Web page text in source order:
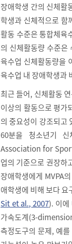
장애학생 간의 신체활
학생과 신체적으로 함
활동 수준은 통합체육
의 신체활동량 수준은
육수업 신체활동량을
육수업 내 장애학생과
최근 들어, 신체활동
이상의 활동으로 평
의 중요성이 강조되고
60분을 청소년기 신
Association for
업의 기준으로 권장하
장애학생에게 MVPA
애학생에 비해 보다
Sit et al., 2007). 이에
가속도계(3-
측정도구의 문제, 예